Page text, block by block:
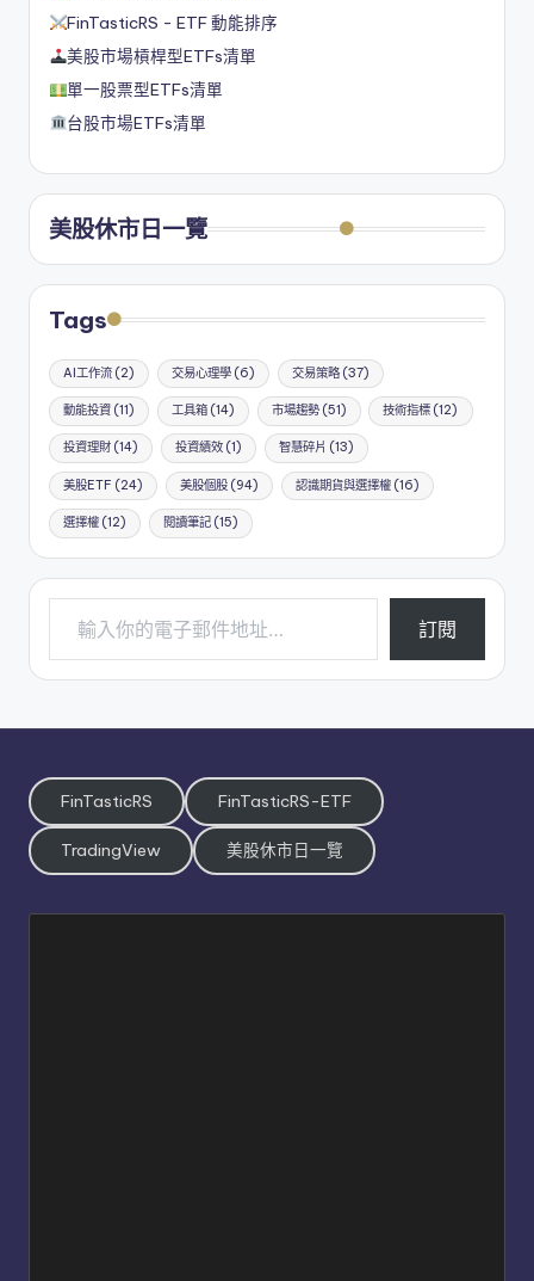
FinTasticRS - ETF 動能排序
美股市場槓桿型ETFs清單
單一股票型ETFs清單
台股市場ETFs清單
美股休市日一覽
Tags
AI工作流 (2) 交易心理學(6) 交易策略(37)
動能投資 (11) 工具箱(14) 市場趨勢(51) 技術指標 (12)
投資理財 (14) 投資績效(1) 智慧碎片 (13)
美股ETF (24) 美股個股(94) 認識期貨與選擇權(16)
選擇權 (12) 閱讀筆記(15)
輸入你的電子郵件地址…
訂閱
FinTasticRS FinTasticRS-ETF
TradingView 美股休市日一覽